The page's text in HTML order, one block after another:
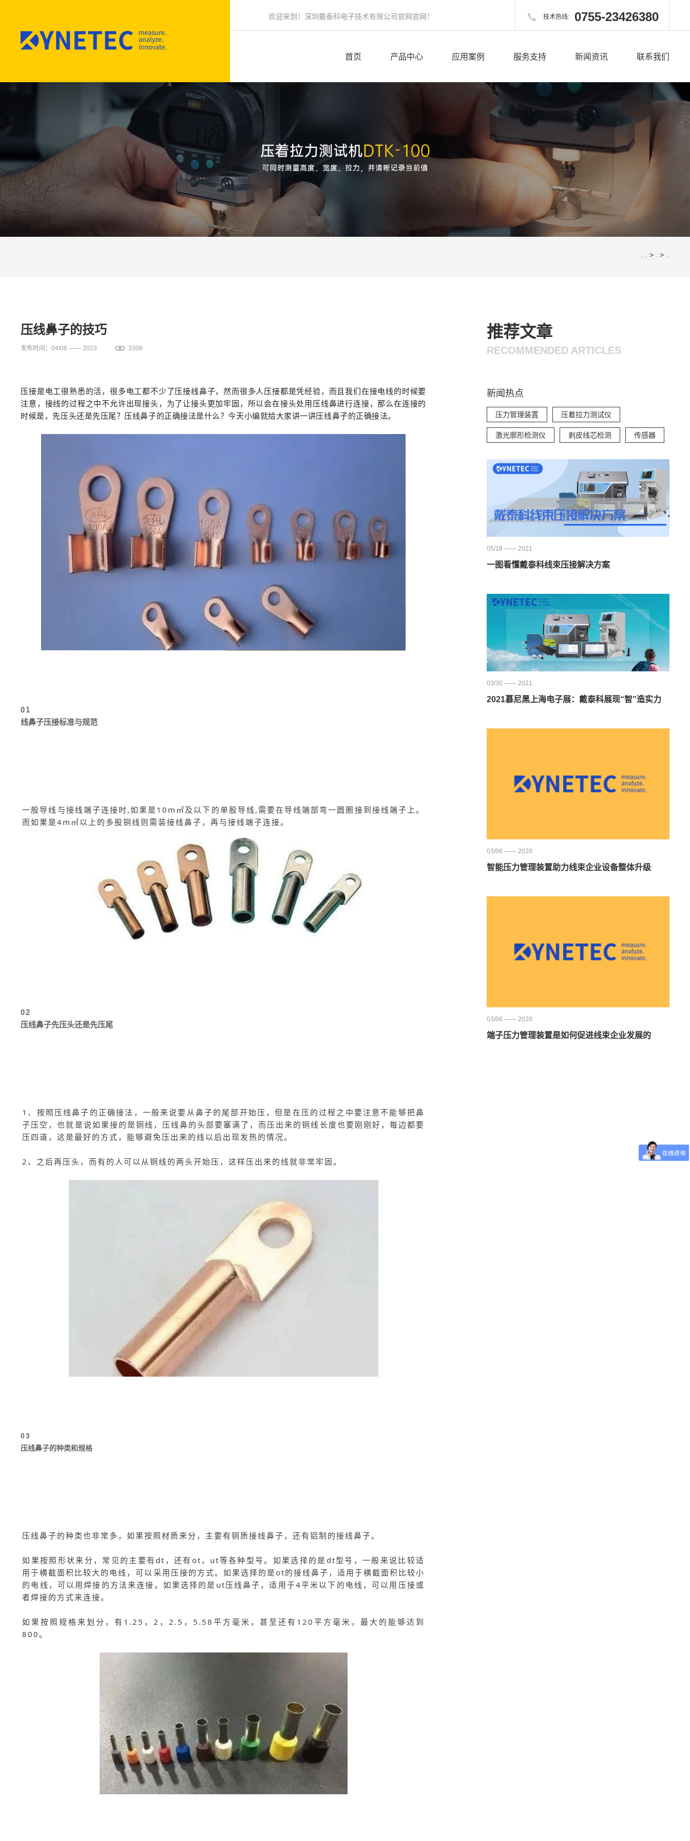
欢迎来到！深圳戴泰科电子技术有限公司官网官网！  技术热线: 0755-23426380
首页 产品中心 应用案例 服务支持 新闻资讯 联系我们
> >
压线鼻子的技巧
发布时间：04/06 —— 2023 3306
压接是电工很熟悉的活，很多电工都不少了压接线鼻子，然而很多人压接都是凭经验，而且我们在接电线的时候要
注意，接线的过程之中不允许出现接头，为了让接头更加牢固，所以会在接头处用压线鼻进行连接，那么在连接的
时候是，先压头还是先压尾？压线鼻子的正确接法是什么？今天小编就给大家讲一讲压线鼻子的正确接法。
01
线鼻子压接标准与规范
一般导线与接线端子连接时,如果是10m㎡及以下的单股导线,需要在导线端部弯一圆圈接到接线端子上。
而如果是4m㎡以上的多股铜线则需装接线鼻子，再与接线端子连接。
02
压线鼻子先压头还是先压尾
1、按照压线鼻子的正确接法，一般来说要从鼻子的尾部开始压，但是在压的过程之中要注意不能够把鼻
子压空，也就是说如果接的是铜线，压线鼻的头部要塞满了，而压出来的铜线长度也要刚刚好，每边都要
压四道，这是最好的方式，能够避免压出来的线以后出现发热的情况。
2、之后再压头，而有的人可以从铜线的两头开始压，这样压出来的线就非常牢固。
03
压线鼻子的种类和规格
压线鼻子的种类也非常多，如果按照材质来分，主要有铜质接线鼻子，还有铝制的接线鼻子。
如果按照形状来分，常见的主要有dt，还有ot，ut等各种型号。如果选择的是dt型号，一般来说比较适
用于横截面积比较大的电线，可以采用压接的方式。如果选择的是ot的接线鼻子，适用于横截面积比较小
的电线，可以用焊接的方法来连接。如果选择的是ut压线鼻子，适用于4平米以下的电线，可以用压接或
者焊接的方式来连接。
如果按照规格来划分，有1.25，2，2.5，5.58平方毫米，甚至还有120平方毫米，最大的能够达到
800。
推荐文章
RECOMMENDED ARTICLES
新闻热点
压力管理装置 压着拉力测试仪
激光廓形检测仪 剥皮线芯检测 传感器
05/18 —— 2021
一图看懂戴泰科线束压接解决方案
03/30 —— 2021
2021慕尼黑上海电子展：戴泰科展现“智”造实力
03/06 —— 2020
智能压力管理装置助力线束企业设备整体升级
03/06 —— 2020
端子压力管理装置是如何促进线束企业发展的